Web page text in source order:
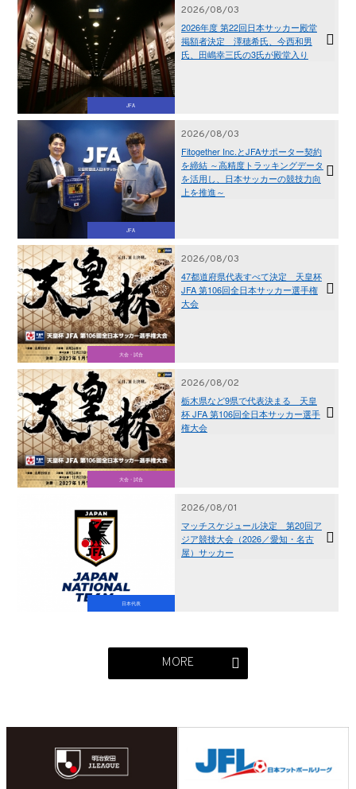
JFA
2026/08/03
2026年度 第22回日本サッカー殿堂
掲額者決定 澤穂希氏、今西和男
氏、田嶋幸三氏の3氏が殿堂入り
JFA
2026/08/03
Fitogether Inc.とJFAサポーター契約
を締結 ～高精度トラッキングデータ
を活用し、日本サッカーの競技力向
上を推進～
大会・試合
2026/08/03
47都道府県代表すべて決定 天皇杯
JFA 第106回全日本サッカー選手権
大会
大会・試合
2026/08/02
栃木県など9県で代表決まる 天皇
杯 JFA 第106回全日本サッカー選手
権大会
日本代表
2026/08/01
マッチスケジュール決定 第20回ア
ジア競技大会（2026／愛知・名古
屋）サッカー
MORE